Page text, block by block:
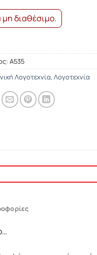
διαθέσιμο.
Α535
Λογοτεχνία, Λογοτεχνία